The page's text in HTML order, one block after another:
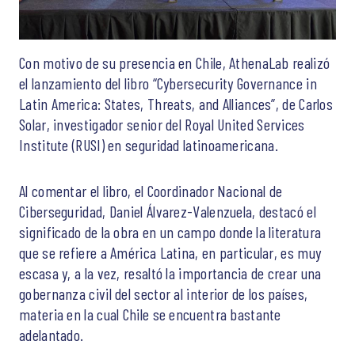
Con motivo de su presencia en Chile, AthenaLab realizó
el lanzamiento del libro “Cybersecurity Governance in
Latin America: States, Threats, and Alliances”, de Carlos
Solar, investigador senior del Royal United Services
Institute (RUSI) en seguridad latinoamericana.
Al comentar el libro, el Coordinador Nacional de
Ciberseguridad, Daniel Álvarez-Valenzuela, destacó el
significado de la obra en un campo donde la literatura
que se refiere a América Latina, en particular, es muy
escasa y, a la vez, resaltó la importancia de crear una
gobernanza civil del sector al interior de los países,
materia en la cual Chile se encuentra bastante
adelantado.